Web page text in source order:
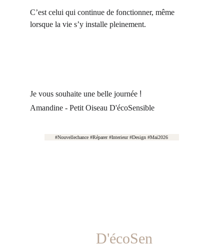
#Nouvellechance #Réparer #Interieur #Design #Mai2026
Je vous souhaite une belle journée !
Amandine - Petit Oiseau D'écoSensible
C’est celui qui continue de fonctionner, même
lorsque la vie s’y installe pleinement.
D'écoSen